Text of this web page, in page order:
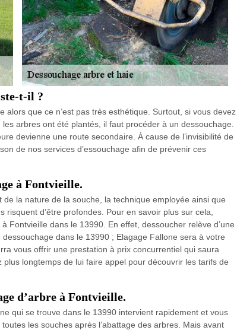
t-il ?
alors que ce n’est pas très esthétique. Surtout, si vous devez
arbres ont été plantés, il faut procéder à un dessouchage.
devienne une route secondaire. À cause de l’invisibilité de
de nos services d’essouchage afin de prévenir ces
à Fontvieille.
la nature de la souche, la technique employée ainsi que
risquent d’être profondes. Pour en savoir plus sur cela,
Fontvieille dans le 13990. En effet, dessoucher relève d’une
dans le 13990 ; Elagage Fallone sera à votre
vous offrir une prestation à prix concurrentiel qui saura
longtemps de lui faire appel pour découvrir les tarifs de
d’arbre à Fontvieille.
qui se trouve dans le 13990 intervient rapidement et vous
les souches après l’abattage des arbres. Mais avant